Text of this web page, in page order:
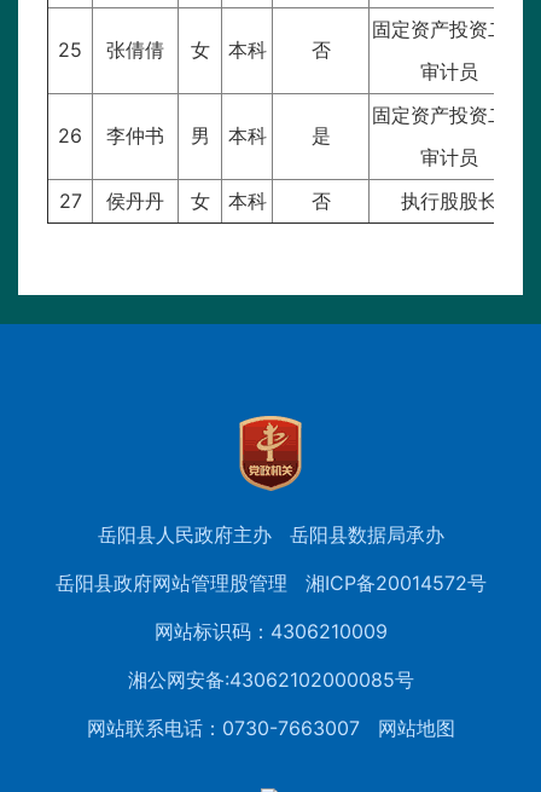
25 张倩倩 女 本科 否
固定资产投资二股
审计员
26 李仲书 男 本科 是
固定资产投资二股
审计员
27
侯丹丹 女 本科 否 执行股股长
岳阳县人民政府主办
岳阳县数据局承办
岳阳县政府网站管理股管理
湘ICP备20014572号
网站标识码：4306210009
湘公网安备:43062102000085号
网站联系电话：0730-7663007
网站地图